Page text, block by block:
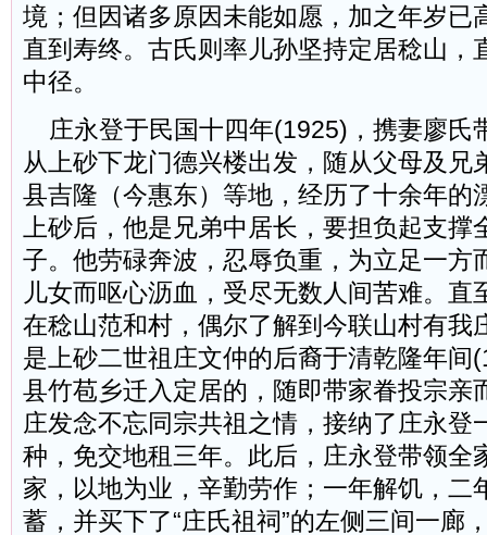
境；但因诸多原因未能如愿，加之年岁已
直到寿终。古氏则率儿孙坚持定居稔山，
中径。
庄永登于民国十四年(1925)，携妻廖氏
从上砂下龙门德兴楼出发，随从父母及兄
县吉隆（今惠东）等地，经历了十余年的
上砂后，他是兄弟中居长，要担负起支撑
子。他劳碌奔波，忍辱负重，为立足一方
儿女而呕心沥血，受尽无数人间苦难。直
在稔山范和村，偶尔了解到今联山村有我
是上砂二世祖庄文仲的后裔于清乾隆年间
县竹苞乡迁入定居的，随即带家眷投宗亲
庄发念不忘同宗共祖之情，接纳了庄永登
种，免交地租三年。此后，庄永登带领全
家，以地为业，辛勤劳作；一年解饥，二
蓄，并买下了“庄氏祖祠”的左侧三间一廊